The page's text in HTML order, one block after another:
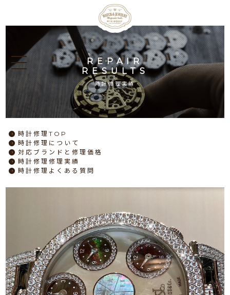
REPAIR
RESULTS
時計修理実績
時計修理TOP
時計修理 について
対応ブランドと修理価格
時計修理修理実績
時計修理 よくある質問